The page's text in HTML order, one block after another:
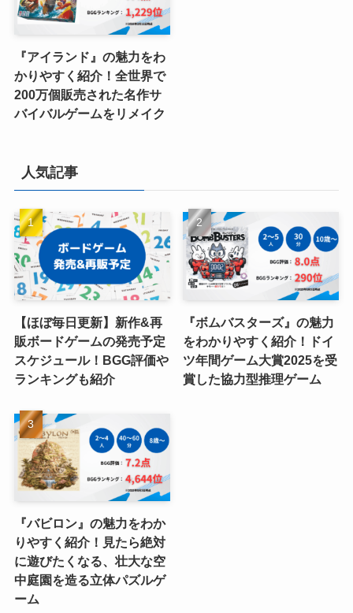
『アイランド』の魅力をわ
かりやすく紹介！全世界で
200万個販売された名作サ
バイバルゲームをリメイク
人気記事
【ほぼ毎日更新】新作&再
販ボードゲームの発売予定
スケジュール！BGG評価や
ランキングも紹介
『ボムバスターズ』の魅力
をわかりやすく紹介！ドイ
ツ年間ゲーム大賞2025を受
賞した協力型推理ゲーム
『バビロン』の魅力をわか
りやすく紹介！見たら絶対
に遊びたくなる、壮大な空
中庭園を造る立体パズルゲ
ーム